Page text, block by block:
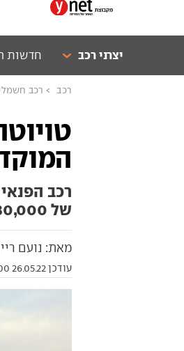
יצרני רכב חדשות
רכב רכב
רכב
של 230,000 שקלים - יקר מהמתחרים הישירים
מאת: נועם
עודכן 26.05.22 00:00